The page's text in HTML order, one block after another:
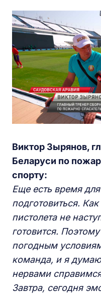
Виктор Зырянов,
Беларуси по
спорту:
Еще есть время
подготовиться.
пистолета не
готовится.
погодным
команда, и я
нервами
Завтра, сегодня